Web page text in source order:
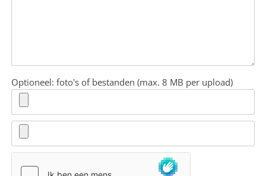
Optioneel: foto's of bestanden (max. 8 MB per upload)